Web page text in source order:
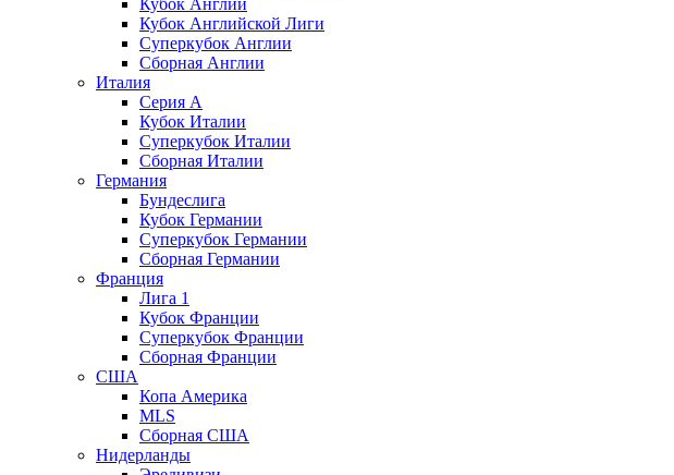
Кубок Англии
Кубок Английской Лиги
Суперкубок Англии
Сборная Англии
Италия
Серия А
Кубок Италии
Суперкубок Италии
Сборная Италии
Германия
Бундеслига
Кубок Германии
Суперкубок Германии
Сборная Германии
Франция
Лига 1
Кубок Франции
Суперкубок Франции
Сборная Франции
США
Копа Америка
MLS
Сборная США
Нидерланды